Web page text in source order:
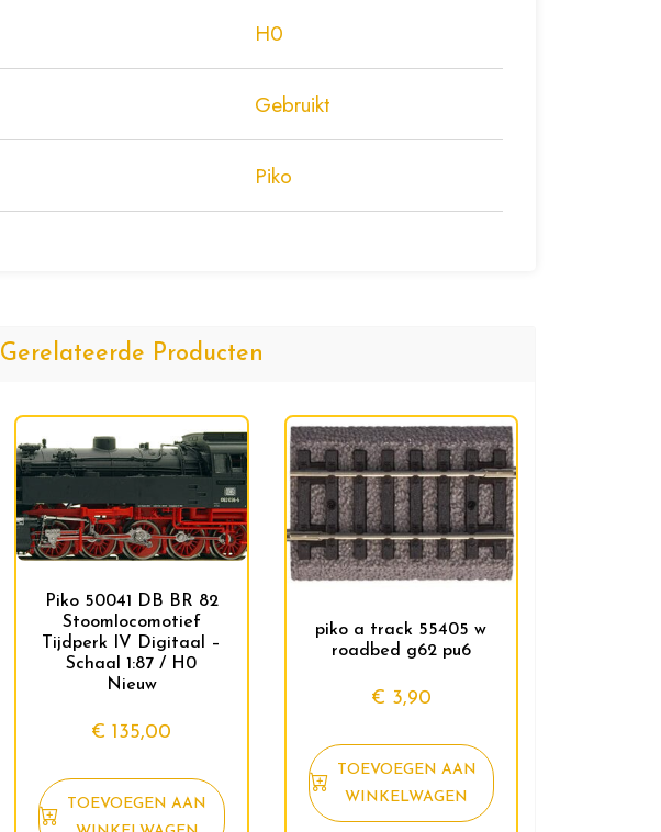
H0
Gebruikt
Piko
Gerelateerde Producten
Piko 50041 DB BR 82
Stoomlocomotief
Tijdperk IV Digitaal –
Schaal 1:87 / H0
Nieuw
€ 135,00
TOEVOEGEN AAN
piko a track 55405 w
roadbed g62 pu6
€ 3,90
TOEVOEGEN AAN
WINKELWAGEN